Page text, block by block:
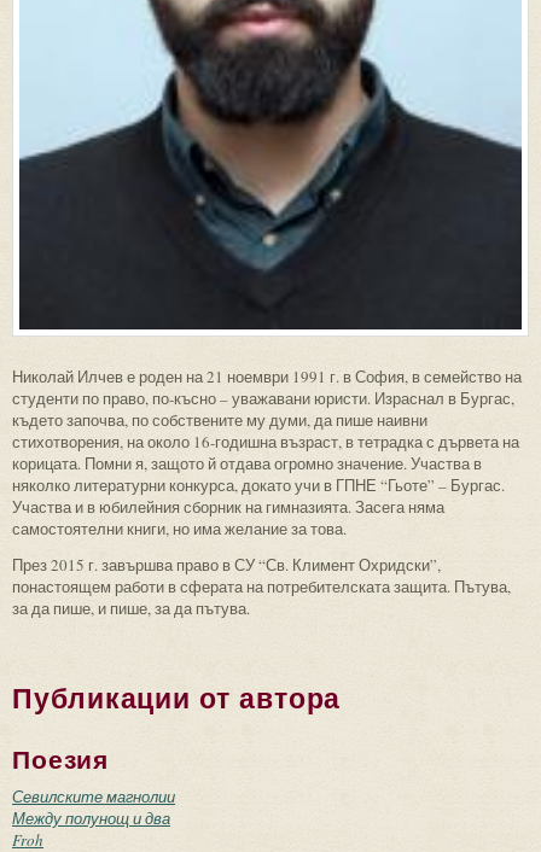
Николай Илчев е роден на 21 ноември 1991 г. в София, в семейство на
студенти по право, по-късно – уважавани юристи. Израснал в Бургас,
където започва, по собствените му думи, да пише наивни
стихотворения, на около 16-годишна възраст, в тетрадка с дървета на
корицата. Помни я, защото й отдава огромно значение. Участва в
няколко литературни конкурса, докато учи в ГПНЕ “Гьоте” – Бургас.
Участва и в юбилейния сборник на гимназията. Засега няма
самостоятелни книги, но има желание за това.
През 2015 г. завършва право в СУ “Св. Климент Охридски”,
понастоящем работи в сферата на потребителската защита. Пътува,
за да пише, и пише, за да пътува.
Публикации от автора
Поезия
Севилските магнолии
Между полунощ и два
Froh